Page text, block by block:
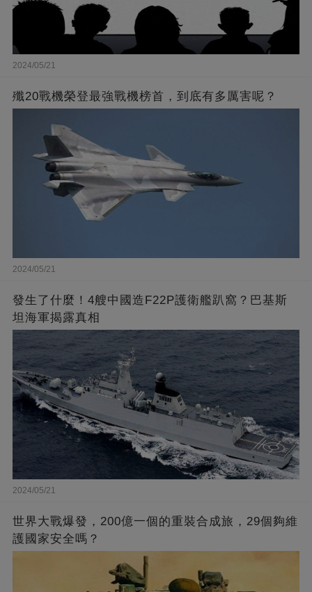
2024/05/21
殲20戰機榮登最強戰機榜首，到底有多厲害呢？
2024/05/21
發生了什麼！4艘中國造F22P護衛艦趴窩？巴基斯
坦海軍揭露真相
2024/05/21
世界大戰爆發，200億一個的重裝合成旅，29個夠維
護國家安全嗎？